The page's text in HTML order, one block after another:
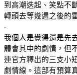
到高潮迭起、笑點不
轉頭去等幾週之後的
-
我個人是覺得還是先
體會其中的劇情，但
連官方釋出的三支小
劇情線。這部有預算